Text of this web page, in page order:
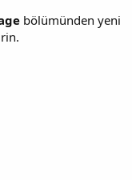
bölümünden yeni